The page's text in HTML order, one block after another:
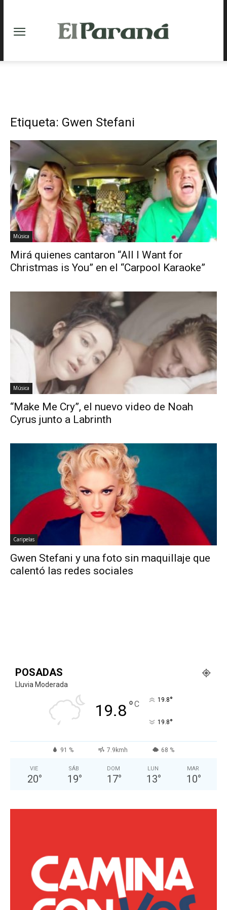
Etiqueta: Gwen Stefani
Música
Mirá quienes cantaron “All I Want for
Christmas is You” en el “Carpool Karaoke”
Música
“Make Me Cry”, el nuevo video de Noah
Cyrus junto a Labrinth
Caripelas
Gwen Stefani y una foto sin maquillaje que
calentó las redes sociales
POSADAS
Lluvia Moderada
19.8°C 19.8°
19.8°
91 % 7.9kmh 68 %
VIE
20°
SÁB
19°
DOM
17°
LUN
13°
MAR
10°